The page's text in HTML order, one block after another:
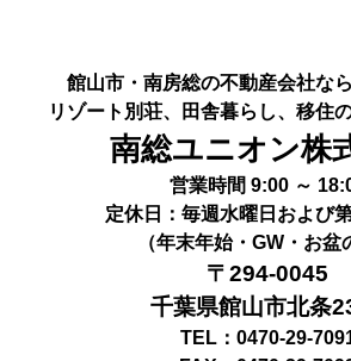
館山市・南房総の不動産会社な
リゾート別荘、田舎暮らし、移住
南総ユニオン株
営業時間 9:00 ～
定休日：毎週水曜日および
（年末年始・GW・お盆
〒294-0045
千葉県館山市北条
TEL：0470-29-